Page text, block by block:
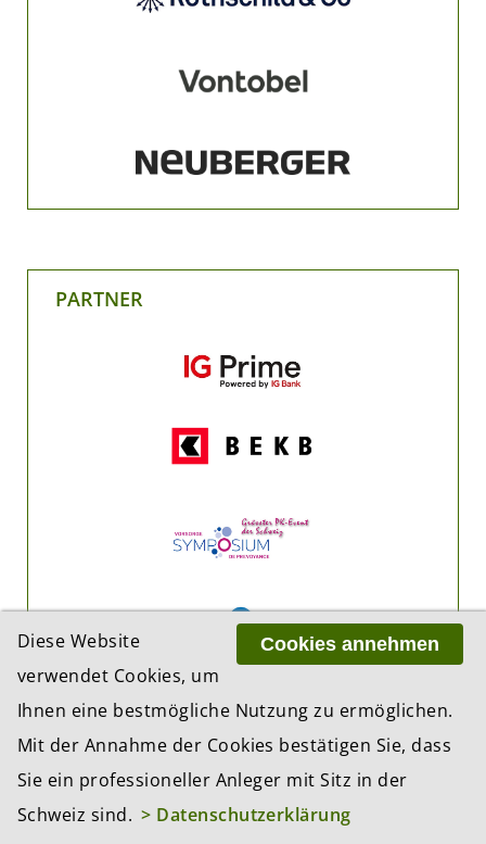
PARTNER
Cookies annehmen
Diese Website
verwendet Cookies, um
Ihnen eine bestmögliche Nutzung zu ermöglichen.
Mit der Annahme der Cookies bestätigen Sie, dass
Sie ein professioneller Anleger mit Sitz in der
Schweiz sind. > Datenschutzerklärung